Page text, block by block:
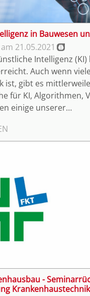
in Bauwesen
21.05.2021
Intelligenz
Auch wenn
ist, gibt es
für KI, Algorithmen,
einige unserer
befragt.
-
Krankenhaustechnik